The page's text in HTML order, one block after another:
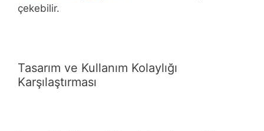
çekebilir.
Tasarım ve Kullanım Kolaylığı
Karşılaştırması